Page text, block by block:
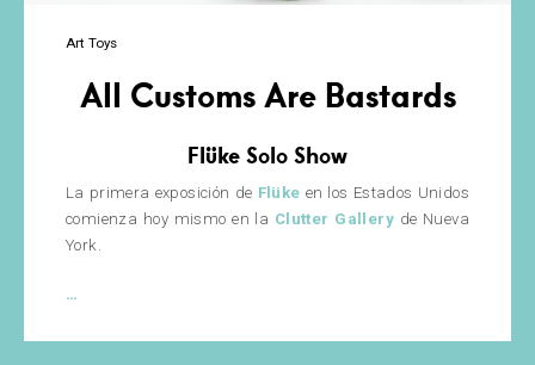
Art Toys
All Customs Are Bastards
Flüke Solo Show
La primera exposición de Flüke en los Estados Unidos
comienza hoy mismo en la Clutter Gallery de Nueva
York.
…
Are